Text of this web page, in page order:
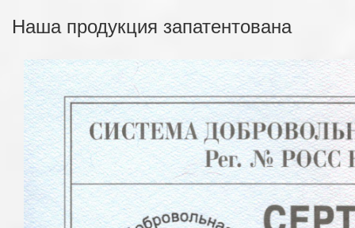
Наша продукция запатентована